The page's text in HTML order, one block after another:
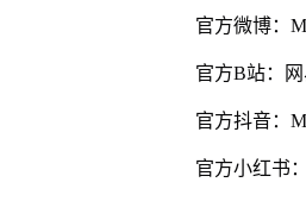
官方微博：
官方B站：
官方抖音：
官方小红书